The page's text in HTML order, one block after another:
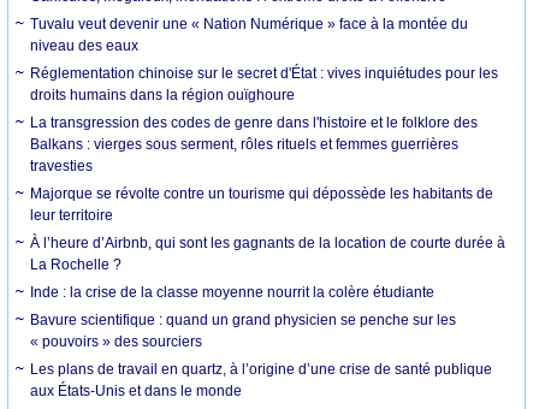
Tuvalu veut devenir une « Nation Numérique » face à la montée du
niveau des eaux
Réglementation chinoise sur le secret d'État : vives inquiétudes pour les
droits humains dans la région ouïghoure
La transgression des codes de genre dans l'histoire et le folklore des
Balkans : vierges sous serment, rôles rituels et femmes guerrières
travesties
Majorque se révolte contre un tourisme qui dépossède les habitants de
leur territoire
À l’heure d’Airbnb, qui sont les gagnants de la location de courte durée à
La Rochelle ?
Inde : la crise de la classe moyenne nourrit la colère étudiante
Bavure scientifique : quand un grand physicien se penche sur les
« pouvoirs » des sourciers
Les plans de travail en quartz, à l’origine d’une crise de santé publique
aux États-Unis et dans le monde